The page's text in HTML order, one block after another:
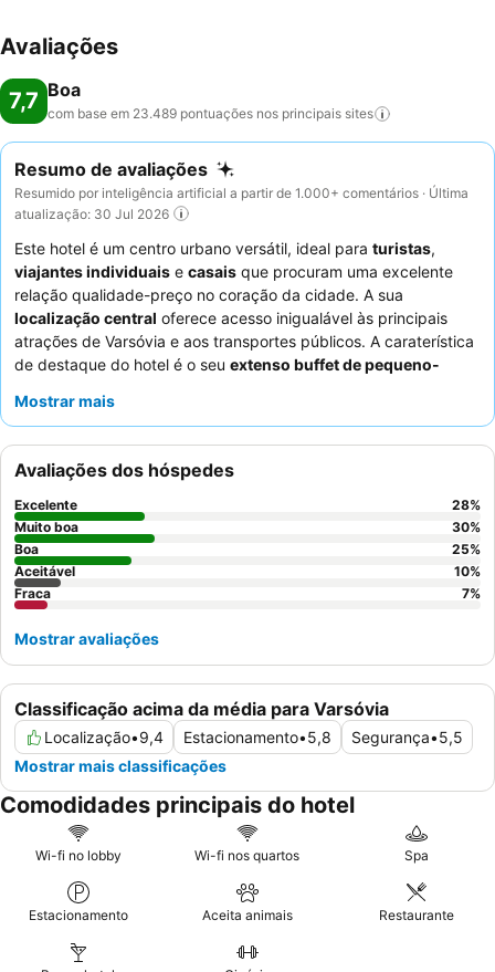
Avaliações
7,7 Boa
com base em 23.489 pontuações nos principais sites
Resumo de avaliações
Resumido por inteligência artificial a partir de 1.000+ comentários · Última
atualização: 30 Jul 2026
Este hotel é um centro urbano versátil, ideal para turistas,
viajantes individuais e casais que procuram uma excelente
relação qualidade-preço no coração da cidade. A sua
localização central oferece acesso inigualável às principais
atrações de Varsóvia e aos transportes públicos. A caraterística
de destaque do hotel é o seu extenso buffet de pequeno-
destacam consistentemente os
experiência mais tranquila, considere pedir um quarto longe das
obras em curso.
Mostrar mais
Classificação acima da média para Varsóvia
Localização•9,4 Estacionamento•5,8 Segurança•5,5
Mostrar mais classificações
Avaliações dos hóspedes
Excelente 28%
Muito boa
30%
Boa
25%
Aceitável
10%
Fraca
7%
Mostrar avaliações
Comodidades principais do hotel
Wi-fi no lobby Wi-fi nos quartos Spa
Estacionamento Aceita animais Restaurante